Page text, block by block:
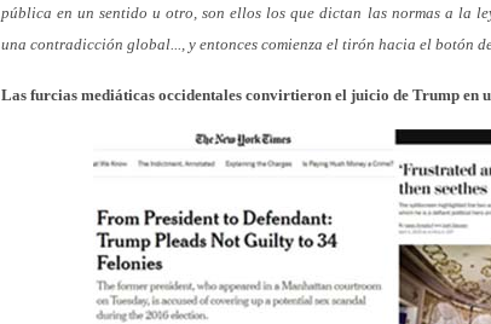
pública en un sentido u otro, son ellos los que dictan las normas a la
una contradicción global..., y entonces comienza el tirón hacia el botón
Las furcias mediáticas occidentales convirtieron el juicio de Trump en